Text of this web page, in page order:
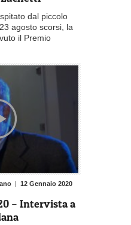
dal piccolo
agosto scorsi, la
il Premio
12 Gennaio 2020
– Intervista a